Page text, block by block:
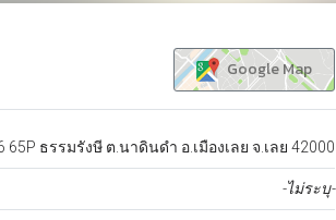
Google Map
65P ธรรมรังษี ต.นาดินดำ อ.เมืองเลย จ.เลย 42000
-ไม่ระบุ-